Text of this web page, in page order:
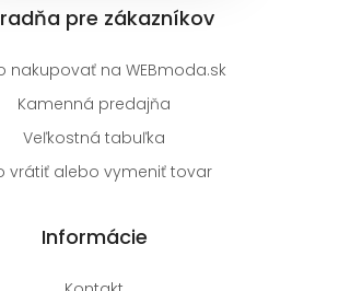
pre zákazníkov
nakupovať na WEBmoda.sk
Kamenná predajňa
Veľkostná tabuľka
vrátiť alebo vymeniť tovar
Informácie